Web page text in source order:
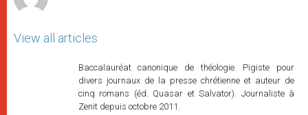
View all articles
Baccalauréat canonique de théologie. Pigiste pour
divers journaux de la presse chrétienne et auteur de
cinq romans (éd. Quasar et Salvator). Journaliste à
Zenit depuis octobre 2011.